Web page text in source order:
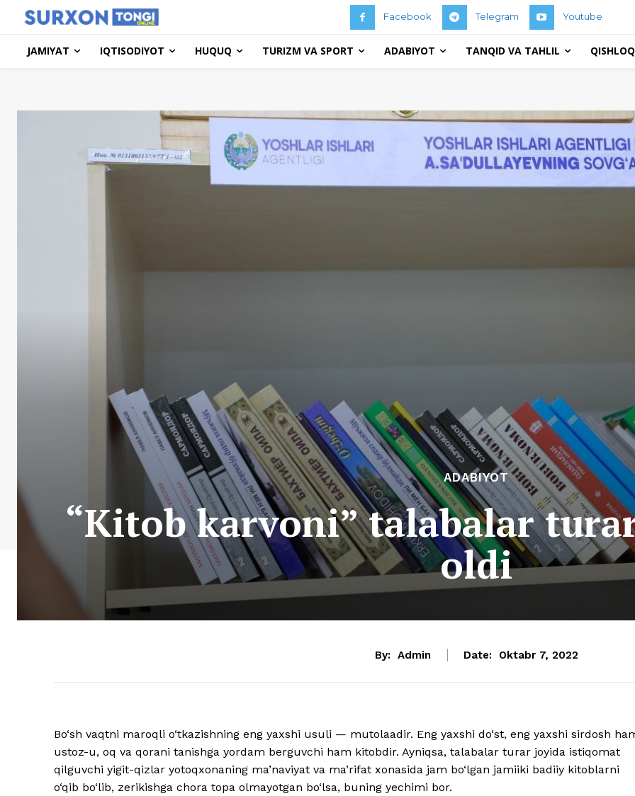
Facebook Telegram Youtube
JAMIYAT IQTISODIYOT HUQUQ TURIZM VA SPORT ADABIYOT TANQID VA TAHLIL
ADABIYOT
“Kitob karvoni” talabalar
oldi
By: Admin Date: Oktabr 7, 2022
Bo‘sh vaqtni maroqli o‘tkazishning eng yaxshi usuli — mutolaadir. Eng yaxshi do‘st, eng yaxshi sirdosh
ustoz-u, oq va qorani tanishga yordam berguvchi ham kitobdir. Ayniqsa, talabalar turar joyida istiqomat
qilguvchi yigit-qizlar yotoqxonaning ma’naviyat va ma’rifat xonasida jam bo‘lgan jamiiki badiiy kitoblarni
o‘qib bo‘lib, zerikishga chora topa olmayotgan bo‘lsa, buning yechimi bor.